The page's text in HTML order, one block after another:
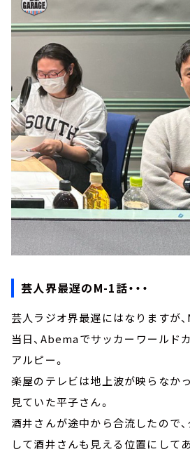
芸人界最遅のM-1話・・・
芸人ラジオ界最遅にはなりますが
当日、Abemaでサッカーワールド
アルピー。
楽屋のテレビは地上波が映らなか
見ていた平子さん。
酒井さんが途中から合流したので
して酒井さんも見える位置にして